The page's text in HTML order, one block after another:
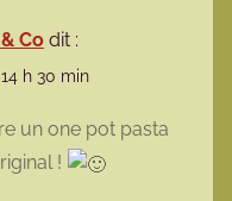
Co dit :
h 30 min
un one pot pasta
!